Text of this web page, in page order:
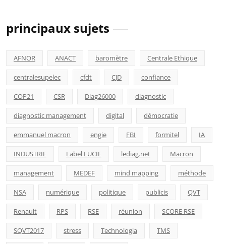
principaux sujets
AFNOR ANACT baromètre Centrale Ethique
centralesupelec cfdt CJD confiance
COP21 CSR Diag26000 diagnostic
diagnostic management digital démocratie
emmanuel macron engie FBI formitel IA
INDUSTRIE Label LUCIE lediag.net Macron
management MEDEF mind mapping méthode
NSA numérique politique publicis QVT
Renault RPS RSE réunion SCORE RSE
SQVT2017 stress Technologia TMS